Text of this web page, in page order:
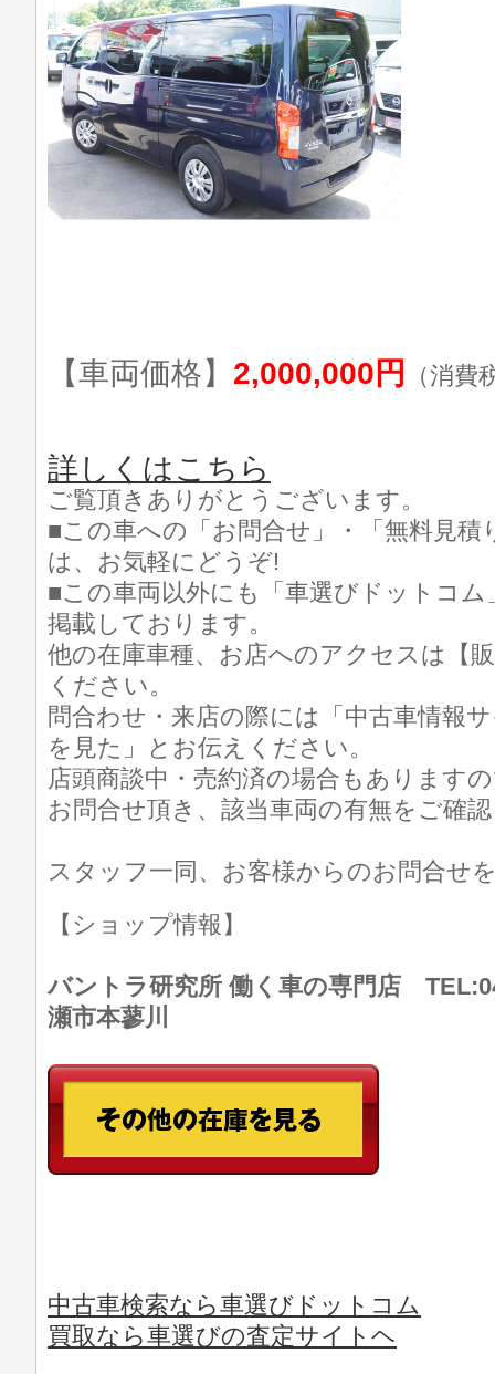
【車両価格】 2,000,000円 （消費
詳しくはこちら
ご覧頂きありがとうございます。
■この車への「お問合せ」・「無料見積
は、お気軽にどうぞ!
■この車両以外にも「車選びドットコ
掲載しております。
他の在庫車種、お店へのアクセスは【
ください。
問合わせ・来店の際には「中古車情報
を見た」とお伝えください。
店頭商談中・売約済の場合もあります
お問合せ頂き、該当車両の有無をご確
スタッフ一同、お客様からのお問合せ
【ショップ情報】
バントラ研究所 働く車の専門店
瀬市本蓼川
中古車検索なら車選びドットコム
買取なら車選びの査定サイトヘ